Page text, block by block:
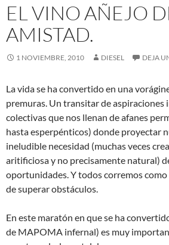
EL VINO AÑEJO
AMISTAD.
1 NOVIEMBRE, 2010 DIESEL DEJA
La vida se ha convertido en una
premuras. Un transitar de aspiraciones
colectivas que nos llenan de afanes
hasta esperpénticos) donde proyectar
ineludible necesidad (muchas veces
aritificiosa y no precisamente natural)
oportunidades. Y todos corremos
de superar obstáculos.
En este maratón en que se ha
de MAPOMA infernal) es muy